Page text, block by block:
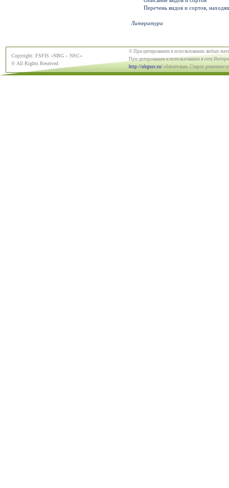
Перечень видов и сортов,
Литература
Copyright: FSFIS «NBG – NSC»
© All Rights Reserved
© При цитировании и использовании любых
При цитировании и использовании в сети
http://nbgnsc.ru/ обязательна. Старое доменное